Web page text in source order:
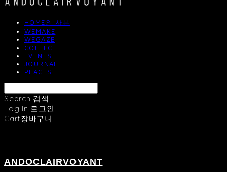
HOME의 사본
WEMAKE
WEGAZE
COLLECT
EVENTS
JOURNAL
PLACES
Search 검색
Log In 로그인
Cart장바구니
ANDOCLAIRVOYANT